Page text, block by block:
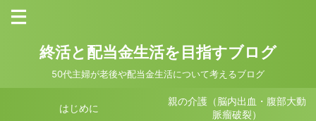
終活と配当金生活を目指すブログ
50代主婦が老後や配当金生活について考えるブログ
はじめに
親の介護（脳内出血・腹部大動
脈瘤破裂）